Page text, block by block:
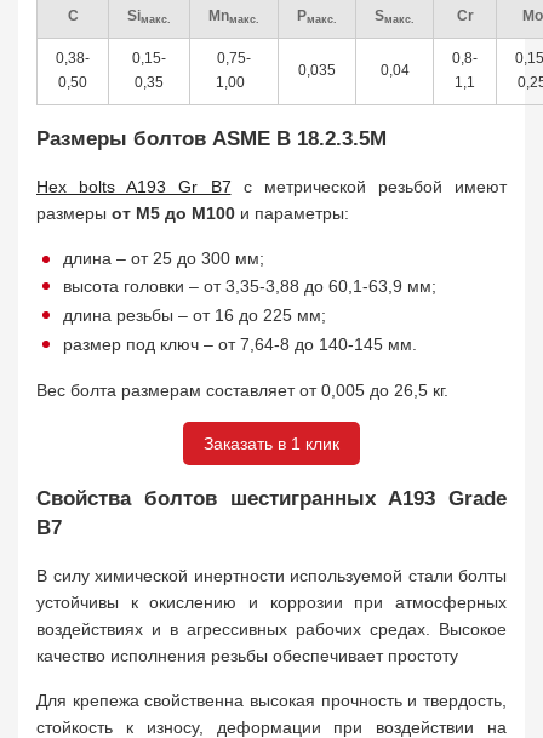
C Siмакс. Mnмакс. Pмакс. Sмакс. Cr Mo
0,38-
0,50
0,15-
0,35
0,75-
1,00
0,035 0,04
0,8-
1,1
Размеры болтов ASME B 18.2.3.5M
Hex bolts A193 Gr B7 с метрической резьбой имеют
размеры от М5 до М100 и параметры:
длина – от 25 до 300 мм;
высота головки – от 3,35-3,88 до 60,1-63,9 мм;
длина резьбы – от 16 до 225 мм;
размер под ключ – от 7,64-8 до 140-145 мм.
Вес болта размерам составляет от 0,005 до 26,5 кг.
Заказать в 1 клик
Свойства болтов шестигранных A193 Grade
B7
В силу химической инертности используемой стали болты
устойчивы к окислению и коррозии при атмосферных
воздействиях и в агрессивных рабочих средах. Высокое
качество исполнения резьбы обеспечивает простоту
Для крепежа свойственна высокая прочность и твердость,
стойкость к износу, деформации при воздействии на